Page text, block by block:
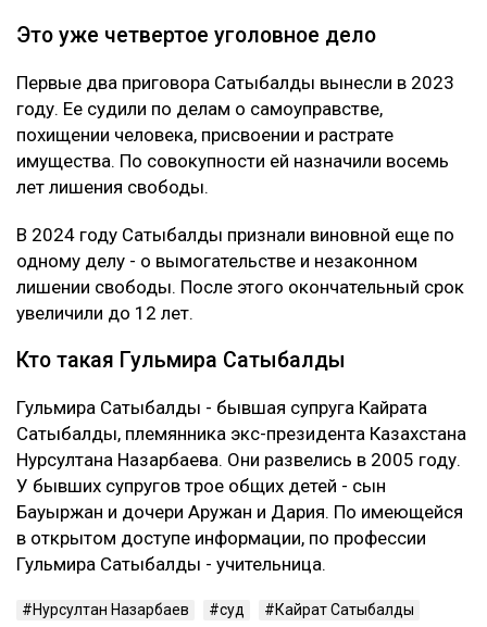
Это уже четвертое уголовное дело
Первые два приговора Сатыбалды вынесли в 2023
году. Ее судили по делам о самоуправстве,
похищении человека, присвоении и растрате
имущества. По совокупности ей назначили восемь
лет лишения свободы.
В 2024 году Сатыбалды признали виновной еще по
одному делу - о вымогательстве и незаконном
лишении свободы. После этого окончательный срок
увеличили до 12 лет.
Кто такая Гульмира Сатыбалды
Гульмира Сатыбалды - бывшая супруга Кайрата
Сатыбалды, племянника экс-президента Казахстана
Нурсултана Назарбаева. Они развелись в 2005 году.
У бывших супругов трое общих детей - сын
Бауыржан и дочери Аружан и Дария. По имеющейся
в открытом доступе информации, по профессии
Гульмира Сатыбалды - учительница.
Нурсултан Назарбаев суд
Кайрат Сатыбалды